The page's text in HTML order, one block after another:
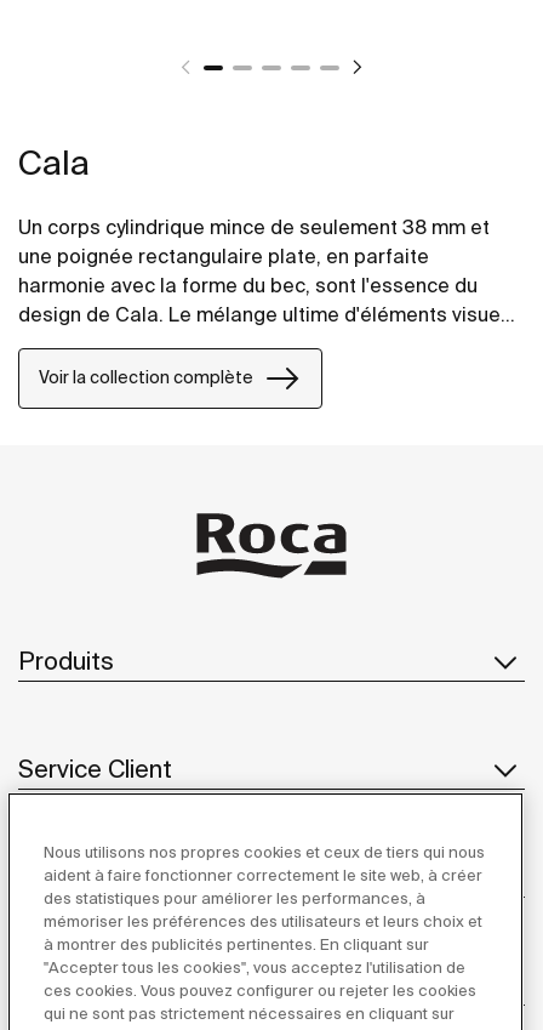
Cala
Un corps cylindrique mince de seulement 38 mm et
une poignée rectangulaire plate, en parfaite
harmonie avec la forme du bec, sont l'essence du
design de Cala. Le mélange ultime d'éléments visuels
pour créer la meilleure proportion et le meilleur style.
Voir la collection complète
Produits
Service Client
À propos de Roca
Inspiration
Nous utilisons nos propres cookies et ceux de tiers qui nous
aident à faire fonctionner correctement le site web, à créer
des statistiques pour améliorer les performances, à
mémoriser les préférences des utilisateurs et leurs choix et
à montrer des publicités pertinentes. En cliquant sur
"Accepter tous les cookies", vous acceptez l'utilisation de
ces cookies. Vous pouvez configurer ou rejeter les cookies
qui ne sont pas strictement nécessaires en cliquant sur